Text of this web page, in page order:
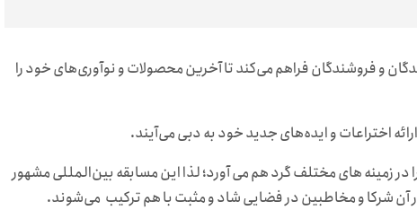
و فروشندگان فراهم می‌کند تا آخرین محصولات و نوآوری‌های خود را
در زمینه های مختلف گرد هم می آورد؛ لذا این مسابقه بین‌المللی مشهور
آن شرکا و مخاطبین در فضایی شاد و مثبت با هم ترکیب می‌شوند.